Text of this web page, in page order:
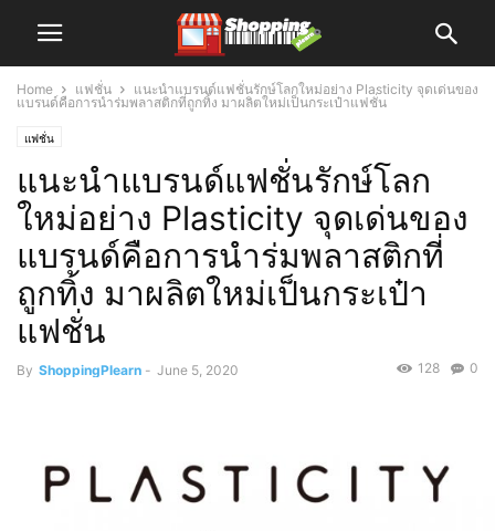
Home แฟชั่น
แนะนำแบรนด์แฟชั่นรักษ์โลกใหม่อย่าง Plasticity จุดเด่นของ
แบรนด์คือการนำร่มพลาสติกที่ถูกทิ้ง มาผลิตใหม่เป็นกระเป๋าแฟชั่น
แฟชั่น
แนะนำแบรนด์แฟชั่นรักษ์โลก
ใหม่อย่าง Plasticity จุดเด่นของ
แบรนด์คือการนำร่มพลาสติกที่
ถูกทิ้ง มาผลิตใหม่เป็นกระเป๋า
แฟชั่น
By ShoppingPlearn - June 5, 2020 0
128